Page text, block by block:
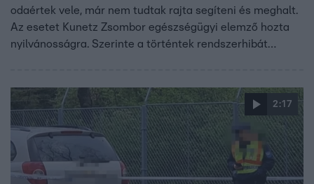
odaértek vele, már nem tudtak rajta segíteni és meghalt.
Az esetet Kunetz Zsombor egészségügyi elemző hozta
nyilvánosságra. Szerinte a történtek rendszerhibát
2:17